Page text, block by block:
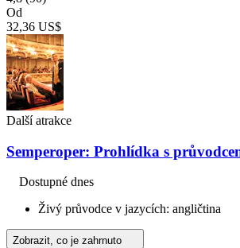
Od
32,36 US$
Další atrakce
Semperoper: Prohlídka s
Dostupné dnes
Živý průvodce v jazycích: angličtina
Zobrazit, co je zahrnuto